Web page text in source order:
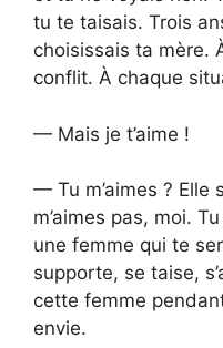
tu te taisais. Trois
choisissais ta mère.
conflit. À chaque
— Mais je t’aime !
— Tu m’aimes ? Elle
m’aimes pas, moi.
une femme qui te
supporte, se taise,
cette femme
envie.